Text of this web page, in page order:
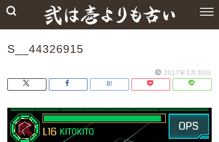
S__44326915
2017年3月30日